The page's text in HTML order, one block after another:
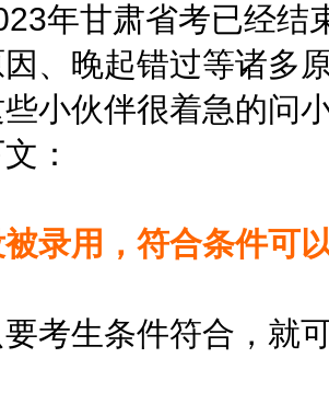
甘肃省考已经结
、晚起错过等诸多
小伙伴很着急的问
：
录用，符合条件可
生条件符合，就